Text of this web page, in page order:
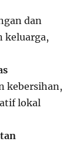
dan
keluarga,
kebersihan,
lokal